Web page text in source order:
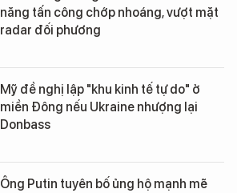
năng tấn công chớp nhoáng, vượt mặt
radar đối phương
Mỹ đề nghị lập "khu kinh tế tự do" ở
miền Đông nếu Ukraine nhượng lại
Donbass
Ông Putin tuyên bố ủng hộ mạnh mẽ